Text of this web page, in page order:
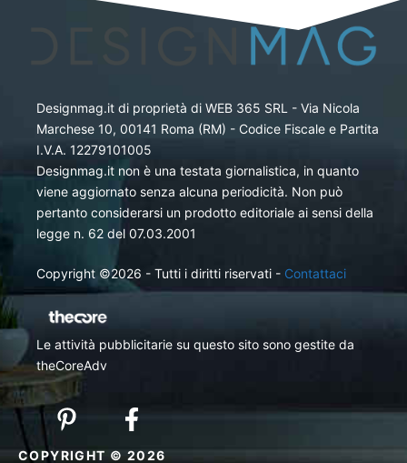
Designmag.it di proprietà di WEB 365 SRL - Via Nicola
Marchese 10, 00141 Roma (RM) - Codice Fiscale e Partita
I.V.A. 12279101005
Designmag.it non è una testata giornalistica, in quanto
viene aggiornato senza alcuna periodicità. Non può
pertanto considerarsi un prodotto editoriale ai sensi della
legge n. 62 del 07.03.2001
Copyright ©2026 - Tutti i diritti riservati - Contattaci
Le attività pubblicitarie su questo sito sono gestite da
theCoreAdv
COPYRIGHT © 2026